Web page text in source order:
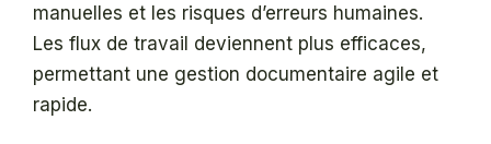
manuelles et les risques d’erreurs humaines.
Les flux de travail deviennent plus efficaces,
permettant une gestion documentaire agile et
rapide.